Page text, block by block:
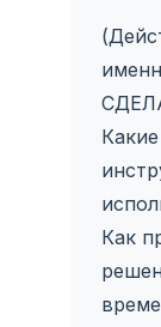
Какие
Как